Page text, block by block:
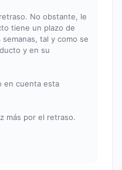
No obstante, le
tiene un plazo de
tal y como se
y en su
en cuenta esta
más por el retraso.